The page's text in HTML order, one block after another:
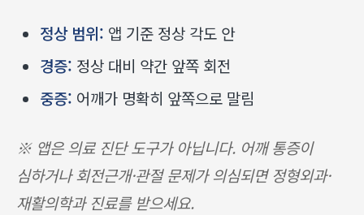
정상 범위: 앱 기준 정상 각도 안
경증: 정상 대비 약간 앞쪽 회전
중증: 어깨가 명확히 앞쪽으로 말림
※ 앱은 의료 진단 도구가 아닙니다. 어깨 통증이
심하거나 회전근개·관절 문제가 의심되면 정형외과·
재활의학과 진료를 받으세요.